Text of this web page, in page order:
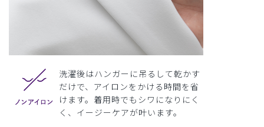
洗濯後はハンガーに吊るして乾かす
だけで、アイロンをかける時間を省
けます。着用時でもシワになりにく
く、イージーケアが叶います。